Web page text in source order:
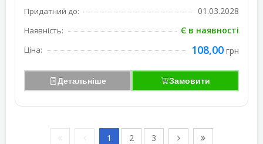
Придатний до: 01.03.2028
Наявність: Є в наявності
Ціна: 108,00 грн
Детальніше Замовити
1 2 3